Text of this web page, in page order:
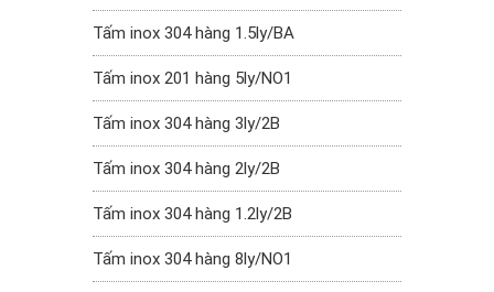
Tấm inox 304 hàng 1.5ly/BA
Tấm inox 201 hàng 5ly/NO1
Tấm inox 304 hàng 3ly/2B
Tấm inox 304 hàng 2ly/2B
Tấm inox 304 hàng 1.2ly/2B
Tấm inox 304 hàng 8ly/NO1